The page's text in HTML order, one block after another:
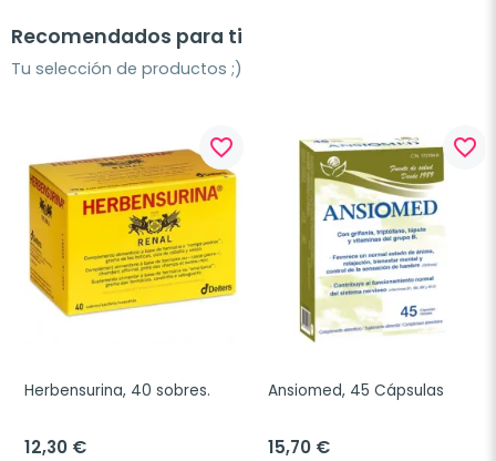
Recomendados para ti
Tu selección de productos ;)
favorite_border
Herbensurina, 40 sobres.
12,30 €
favorite_border
Ansiomed, 45 Cápsulas
15,70 €